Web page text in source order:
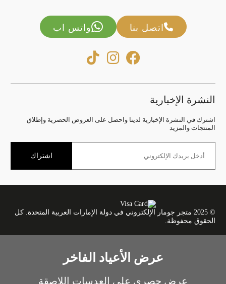
اتصل بنا واتس اب
النشرة الإخبارية
اشترك في النشرة الإخبارية لدينا واحصل على العروض الحصرية وإطلاق
المنتجات والمزيد
اشتراك
© 2025 متجر جومار الإلكتروني في دولة الإمارات العربية المتحدة. كل
الحقوق محفوظة.
عرض الأعياد الفاخر
عرض حصري على العدسات اللاصقة